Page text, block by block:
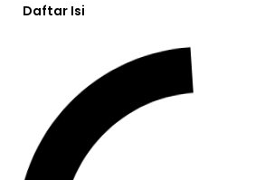
Daftar Isi